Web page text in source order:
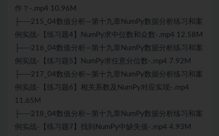
作？-.mp4 10.96M
├──215_04数值分析—第十九章NumPy数据分析练习和案
例实战-【练习题4】NumPy求中位数和众数-.mp4 12.58M
├──216_04数值分析—第十九章NumPy数据分析练习和案
例实战-【练习题5】NumPy求任意分位数-.mp4 7.92M
├──217_04数值分析—第十九章NumPy数据分析练习和案
例实战-【练习题6】相关系数及NumPy对应实现-.mp4
11.65M
├──218_04数值分析—第十九章NumPy数据分析练习和案
例实战-【练习题7】找到NumPy中缺失值-.mp4 4.93M